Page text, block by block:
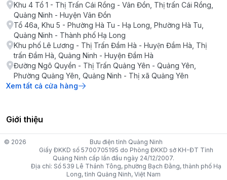
Khu 4 Tổ 1 - Thị Trấn Cái Rồng - Vân Đồn, Thị trấn Cái Rồng,
Quảng Ninh - Huyện Vân Đồn
Tổ 46a, Khu 5 - Phường Hà Tu - Hạ Long, Phường Hà Tu,
Quảng Ninh - Thành phố Hạ Long
Khu phố Lê Lương - Thị Trấn Đầm Hà - Huyện Đầm Hà, Thị
trấn Đầm Hà, Quảng Ninh - Huyện Đầm Hà
Đường Ngô Quyền - Thị Trấn Quảng Yên - Quảng Yên,
Phường Quảng Yên, Quảng Ninh - Thị xã Quảng Yên
Xem tất cả cửa hàng
Giới thiệu
© 2026
Bưu điện tỉnh Quảng Ninh
Giấy ĐKKD số 5700705195 do Phòng ĐKKD sở KH-ĐT Tỉnh
Quảng Ninh cấp lần đầu ngày 24/12/2007.
Địa chỉ: Số 539 Lê Thánh Tông, phường Bạch Đằng, thành phố Hạ
Long, tỉnh Quảng Ninh, Việt Nam